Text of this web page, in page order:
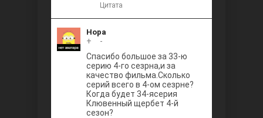
Цитата
Нора
+
-
Спасибо большое за 33-ю
серию 4-го сезрна,и за
качество фильма.Сколько
серий всего в 4-ом сезрне?
Когда будет 34-ясерия
Клювенный щербет 4-й
сезон?